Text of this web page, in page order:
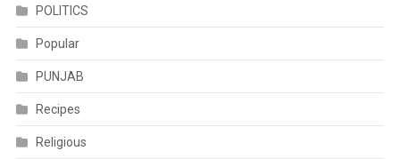
POLITICS
Popular
PUNJAB
Recipes
Religious